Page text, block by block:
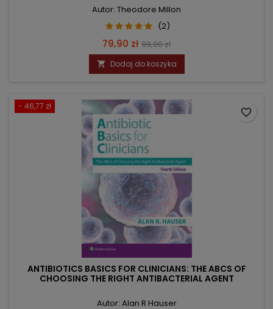
Autor: Theodore Millon
(2)
Cena
79,90 zł Cena
podstawowa
99,00 zł
 Dodaj do koszyka
- 46,77 zł
ANTIBIOTICS BASICS FOR CLINICIANS: THE ABCS OF
CHOOSING THE RIGHT ANTIBACTERIAL AGENT
Autor: Alan R Hauser
favorite_border